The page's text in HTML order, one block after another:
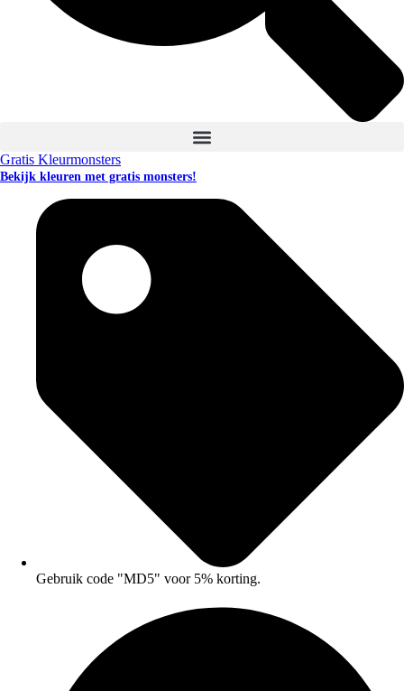
Gratis Kleurmonsters
Bekijk kleuren met gratis monsters!
Gebruik code "MD5" voor 5% korting.